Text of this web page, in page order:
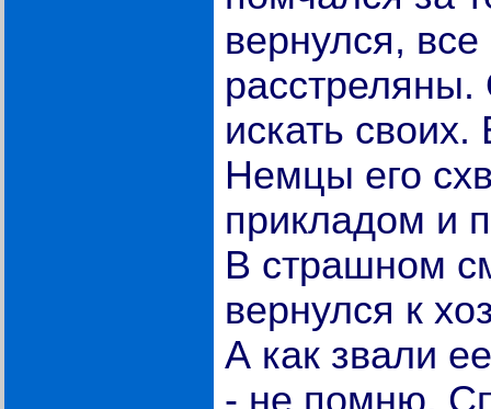
вернулся,
расстреляны.
искать
Немцы его
прикладом и
В страшном
вернулся к
А как звали
- не помню.